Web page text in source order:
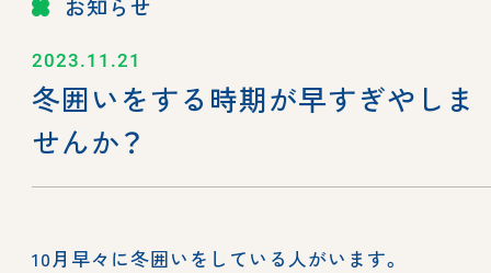
お知らせ
2023.11.21
冬囲いをする時期が早すぎやしま
せんか？
10月早々に冬囲いをしている人がいます。